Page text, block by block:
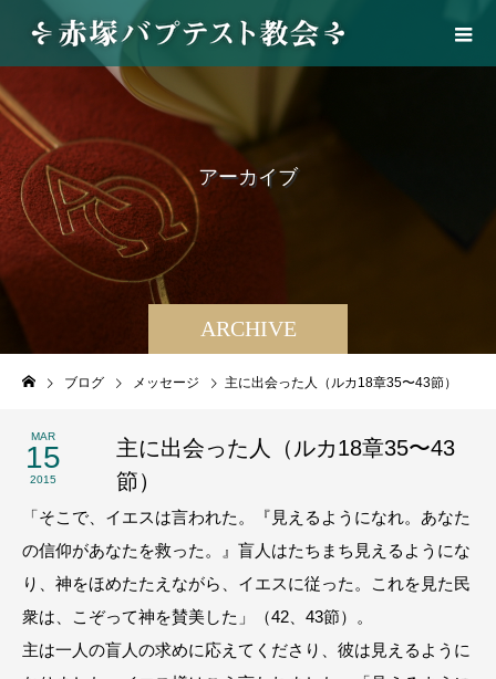
ARCHIVE
アーカイブ
ブログ メッセージ 主に出会った人（ルカ18章35〜43節）
MAR
15
2015
主に出会った人（ルカ18章35〜43
節）
「そこで、イエスは言われた。『見えるようになれ。あなた
の信仰があなたを救った。』盲人はたちまち見えるようにな
り、神をほめたたえながら、イエスに従った。これを見た民
衆は、こぞって神を賛美した」（42、43節）。
主は一人の盲人の求めに応えてくださり、彼は見えるように